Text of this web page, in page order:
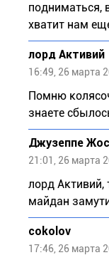
подниматься,
хватит нам
лорд Активий
16:49, 26 марта
Помню
знаете
Джузeппe
21:01, 26 марта
лорд Активий,
майдан
cokolov
17:46, 26 марта